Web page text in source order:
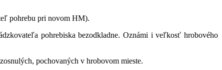
pohrebu pri novom HM).
pohrebiska bezodkladne. Oznámi i veľkosť hrobového
pochovaných v hrobovom mieste.